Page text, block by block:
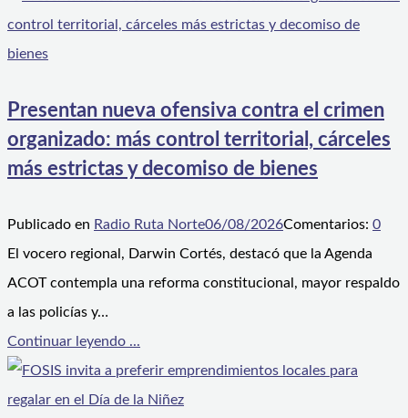
Presentan nueva ofensiva contra el crimen
organizado: más control territorial, cárceles
más estrictas y decomiso de bienes
Publicado en Radio Ruta Norte06/08/2026Comentarios: 0
El vocero regional, Darwin Cortés, destacó que la Agenda
ACOT contempla una reforma constitucional, mayor respaldo
a las policías y…
Continuar leyendo ...